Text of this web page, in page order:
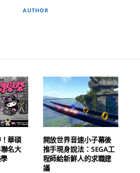
AUTHOR
華碩
名大
開放世界音速小子幕後
推手現身說法：SEGA工
程師給新鮮人的求職建
議